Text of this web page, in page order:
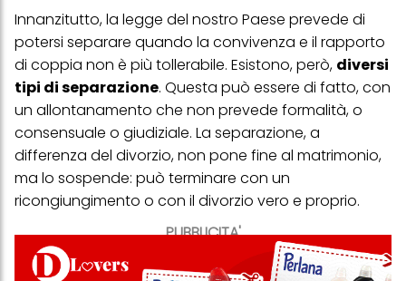
PUBBLICITA'
Innanzitutto, la legge del nostro Paese prevede di
potersi separare quando la convivenza e il rapporto
di coppia non è più tollerabile. Esistono, però, diversi
tipi di separazione. Questa può essere di fatto, con
un allontanamento che non prevede formalità, o
consensuale o giudiziale. La separazione, a
differenza del divorzio, non pone fine al matrimonio,
ma lo sospende: può terminare con un
ricongiungimento o con il divorzio vero e proprio.